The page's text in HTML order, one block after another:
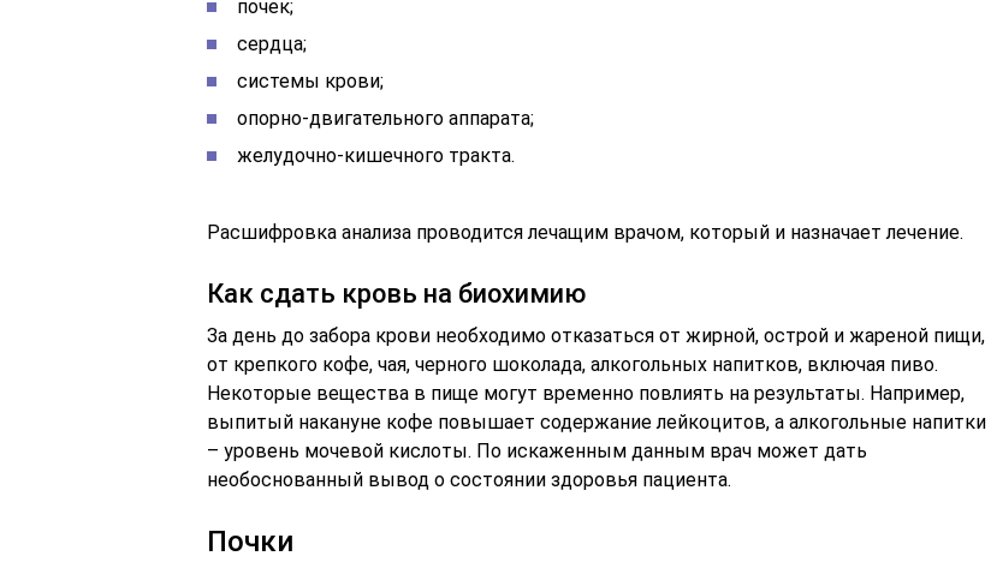
почек;
сердца;
системы крови;
опорно-двигательного аппарата;
желудочно-кишечного тракта.
Расшифровка анализа проводится лечащим врачом, который и назначает лечение.
Как сдать кровь на биохимию
За день до забора крови необходимо отказаться от жирной, острой и жареной пищи,
от крепкого кофе, чая, черного шоколада, алкогольных напитков, включая пиво.
Некоторые вещества в пище могут временно повлиять на результаты. Например,
выпитый накануне кофе повышает содержание лейкоцитов, а алкогольные напитки
– уровень мочевой кислоты. По искаженным данным врач может дать
необоснованный вывод о состоянии здоровья пациента.
Почки